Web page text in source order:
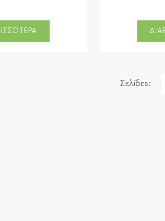
Σελίδες: